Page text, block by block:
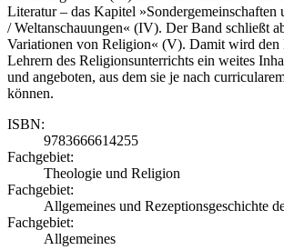
Literatur – das Kapitel »Sondergemeinschaften
/ Weltanschauungen« (IV). Der Band schließt
Variationen von Religion« (V). Damit wird den
Lehrern des Religionsunterrichts ein weites
und angeboten, aus dem sie je nach
können.
ISBN:
9783666614255
Fachgebiet:
Theologie und Religion
Fachgebiet:
Allgemeines und Rezeptionsgeschichte
Fachgebiet:
Allgemeines